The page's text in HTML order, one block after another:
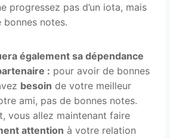
progressez pas d’un iota, mais
notes.
également sa dépendance
: pour avoir de bonnes
besoin de votre meilleur
ami, pas de bonnes notes.
vous allez maintenant faire
attention à votre relation